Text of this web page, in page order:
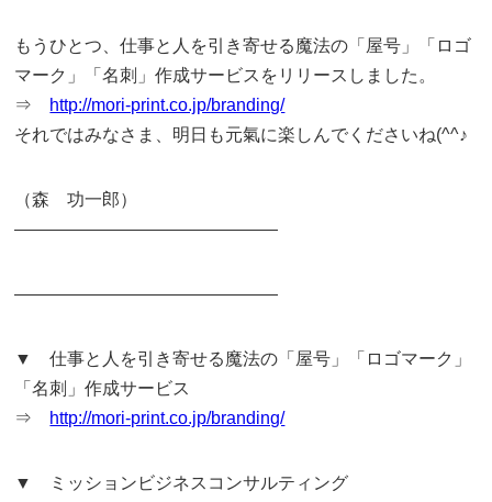
もうひとつ、仕事と人を引き寄せる魔法の「屋号」「ロゴ
マーク」「名刺」作成サービスをリリースしました。
⇒ http://mori-print.co.jp/branding/
それではみなさま、明日も元氣に楽しんでくださいね(^^♪
（森 功一郎）
———————————————
———————————————
▼ 仕事と人を引き寄せる魔法の「屋号」「ロゴマーク」
「名刺」作成サービス
⇒ http://mori-print.co.jp/branding/
▼ ミッションビジネスコンサルティング